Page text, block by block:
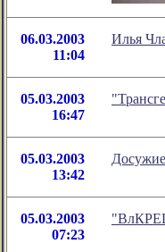
06.03.2003
11:04
Илья
05.03.2003
16:47
05.03.2003
13:42
05.03.2003
07:23